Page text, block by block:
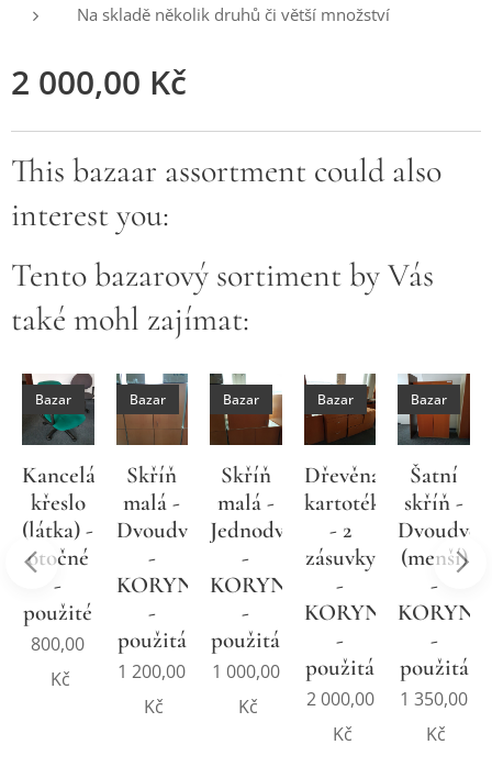
Na skladě několik druhů či větší množství
2 000,00 Kč
This bazaar assortment could also
interest you:
Tento bazarový sortiment by Vás
také mohl zajímat:
Kancelářské
křeslo
(látka) -
otočné
-
použité
Bazar
800,00
Kč
Skříň
malá -
Dvoudveřová
-
KORYNA
-
použitá
Bazar
1 200,00
Kč
Skříň
malá -
Jednodveřová
-
KORYNA
-
použitá
Bazar
1 000,00
Kč
Dřevěná
kartotéka
- 2
zásuvky
-
KORYNA
-
použitá
Bazar
2 000,00
Kč
Šatní
skříň -
(menší)
-
KORYNA
-
použitá
Bazar
1 350,00
Kč